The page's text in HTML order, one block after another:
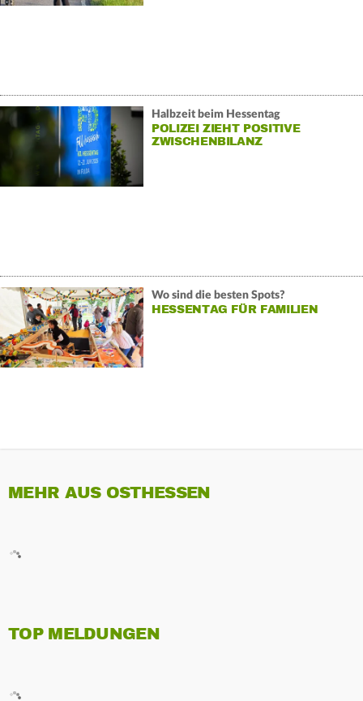
Halbzeit beim Hessentag
POLIZEI ZIEHT POSITIVE
ZWISCHENBILANZ
Wo sind die besten Spots?
HESSENTAG FÜR FAMILIEN
MEHR AUS OSTHESSEN
TOP MELDUNGEN